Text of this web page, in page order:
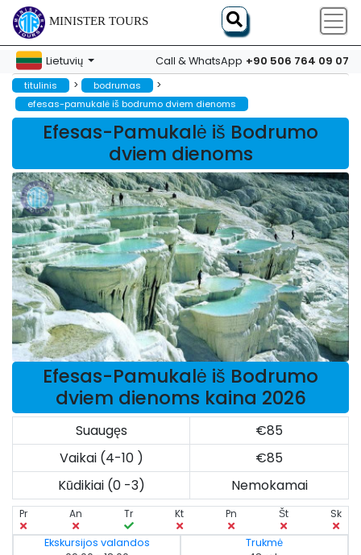
MINISTER TOURS
Lietuvių Call & WhatsApp +90 506 764 09 07
titulinis > bodrumas >
efesas-pamukalė iš bodrumo dviem dienoms
Efesas-Pamukalė iš Bodrumo
dviem dienoms
Efesas-Pamukalė iš Bodrumo
dviem dienoms kaina 2026
Suaugęs
€85
Vaikai (4-10 )
€85
Kūdikiai (0 -3)
Nemokamai
Pr An Tr Kt Pn Št Sk
Ekskursijos valandos
Trukmė